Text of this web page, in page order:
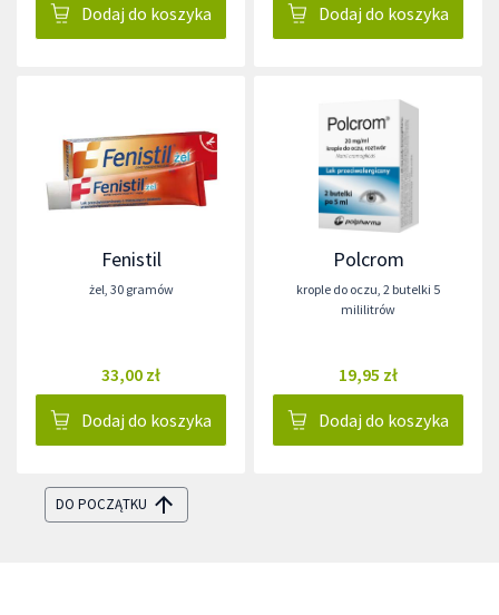
Dodaj do koszyka Dodaj do koszyka
Fenistil
żel 30 gramów
33,00 zł
Dodaj do koszyka
Polcrom
krople do oczu 2 butelki 5
mililitrów
19,95 zł
Dodaj do koszyka
DO POCZĄTKU